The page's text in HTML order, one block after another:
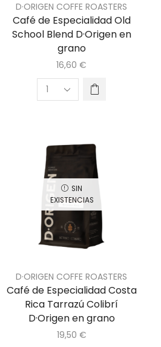
D·ORIGEN COFFE ROASTERS
Café de Especialidad Old
School Blend D·Origen en
grano
16,60 €
SIN
EXISTENCIAS
D·ORIGEN COFFE ROASTERS
Café de Especialidad Costa
Rica Tarrazú Colibrí
D·Origen en grano
19,50 €